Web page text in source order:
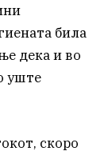
била
дека и во
уште
скоро